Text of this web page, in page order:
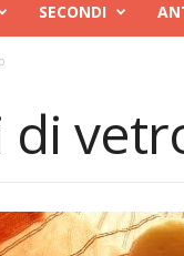
SECONDI
di